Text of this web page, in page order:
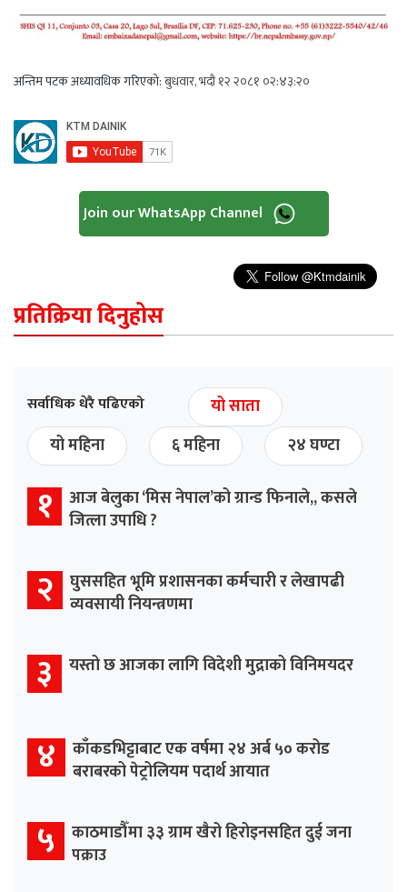
अन्तिम पटक अध्यावधिक गरिएको:बुधवार, भदौ १२ २०८१ ०२:४३:२०
Join our WhatsApp Channel
प्रतिक्रिया दिनुहोस
सर्वाधिक धेरै पढिएको
यो साता
यो महिना
६ महिना २४ घण्टा
१ आज बेलुका ‘मिस नेपाल’को ग्रान्ड फिनाले,, कसले
जित्ला उपाधि ?
२ घुससहित भूमि प्रशासनका कर्मचारी र लेखापढी
व्यवसायी नियन्त्रणमा
३ यस्तो छ आजका लागि विदेशी मुद्राको विनिमयदर
४ काँकडभिट्टाबाट एक वर्षमा २४ अर्ब ५० करोड
बराबरको पेट्रोलियम पदार्थ आयात
५ काठमाडौँमा ३३ ग्राम खैरो हिरोइनसहित दुई जना
पक्राउ